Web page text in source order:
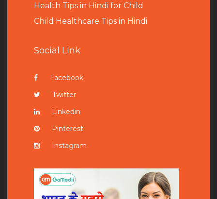
Health Tips in Hindi for Child
Child Healthcare Tips in Hindi
Social Link
Facebook
Twitter
Linkedin
Pinterest
Instagram